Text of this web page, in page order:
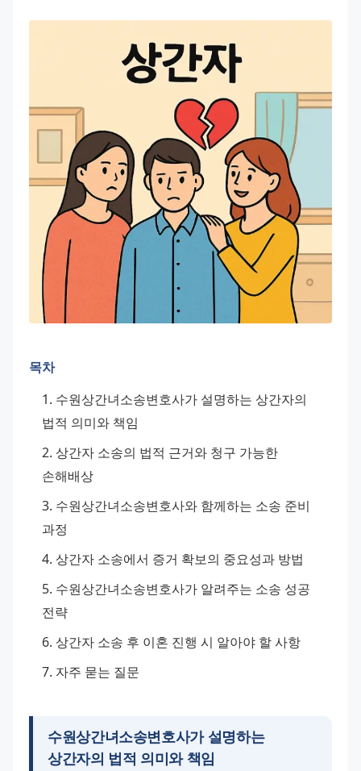
목차
수원상간녀소송변호사가 설명하는 상간자의
법적 의미와 책임
상간자 소송의 법적 근거와 청구 가능한
손해배상
수원상간녀소송변호사와 함께하는 소송 준비
과정
상간자 소송에서 증거 확보의 중요성과 방법
수원상간녀소송변호사가 알려주는 소송 성공
전략
상간자 소송 후 이혼 진행 시 알아야 할 사항
자주 묻는 질문
수원상간녀소송변호사가 설명하는
상간자의 법적 의미와 책임